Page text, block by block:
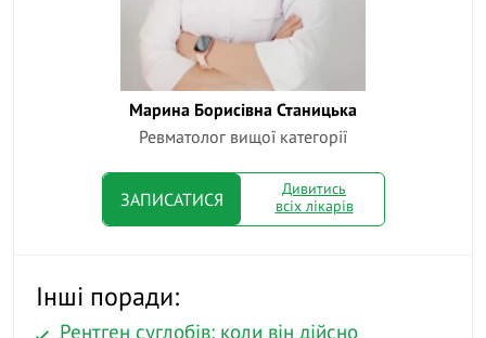
Марина Борисівна Станицька
Ревматолог вищої категорії
ЗАПИСАТИСЯ
Дивитись
всіх лікарів
Інші поради:
Рентген суглобів: коли він дійсно